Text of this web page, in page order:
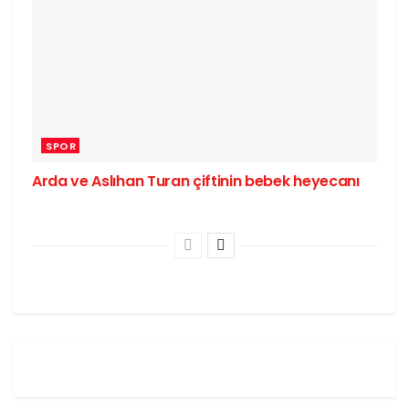
SPOR
Arda ve Aslıhan Turan çiftinin bebek heyecanı